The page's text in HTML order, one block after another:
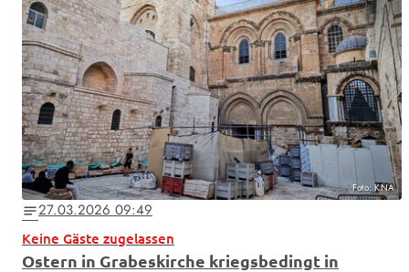
Foto: KNA
notes27.03.2026 09:49
Keine Gäste zugelassen
Ostern in Grabeskirche kriegsbedingt in